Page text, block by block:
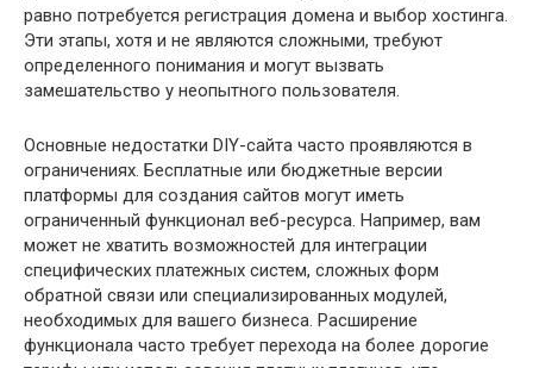
равно потребуется регистрация домена и выбор хостинга.
Эти этапы, хотя и не являются сложными, требуют
определенного понимания и могут вызвать
замешательство у неопытного пользователя.
Основные недостатки DIY-сайта часто проявляются в
ограничениях. Бесплатные или бюджетные версии
платформы для создания сайтов могут иметь
ограниченный функционал веб-ресурса. Например, вам
может не хватить возможностей для интеграции
специфических платежных систем, сложных форм
обратной связи или специализированных модулей,
необходимых для вашего бизнеса. Расширение
функционала часто требует перехода на более дорогие